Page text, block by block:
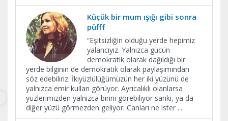
Küçük bir mum ışığı gibi sonra
püfff
“Eşitsizliğin olduğu yerde hepimiz
yalancıyız. Yalnızca gücün
demokratik olarak dağıldığı bir
yerde bilginin de demokratik olarak paylaşımından
söz edebiliriz. İkiyüzlülüğümüzün her iki yüzünü de
yalnızca emir kulları görüyor. Ayrıcalıklı olanlarsa
yüzlerimizden yalnızca birini görebiliyor sanki, ya da
diğer yüzü görmezden geliyor. Canları ne ister ...